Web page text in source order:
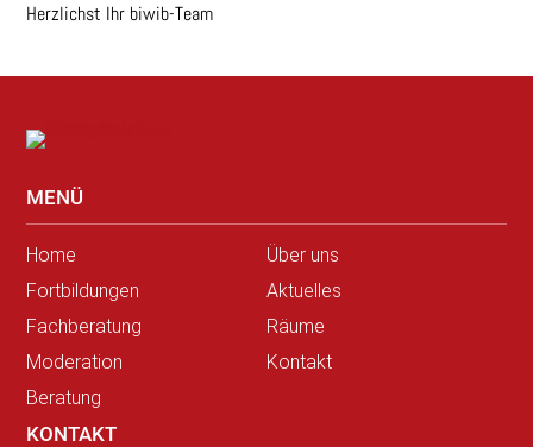
Herzlichst Ihr biwib-Team
MENÜ
Home
Fortbildungen
Fachberatung
Moderation
Beratung
Über uns
Aktuelles
Räume
Kontakt
KONTAKT